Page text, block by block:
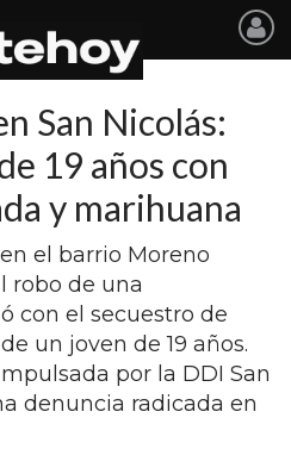
San Nicolás:
19 años con
y marihuana
el barrio Moreno
robo de una
con el secuestro de
un joven de 19 años.
por la DDI San
denuncia radicada en